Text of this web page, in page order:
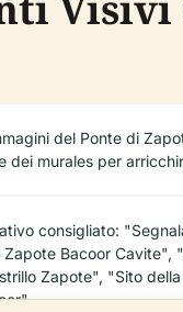
del Ponte di
dei murales per
consigliato:
Zapote Bacoor Cavite",
Zapote", "Sito